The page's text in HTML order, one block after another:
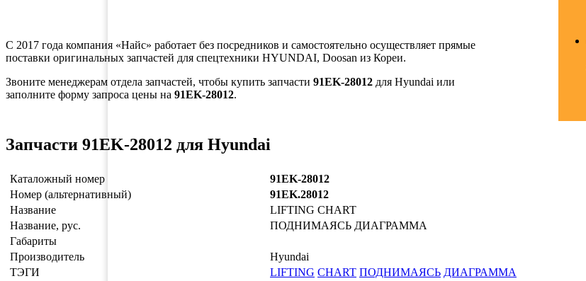
С 2017 года компания «Найс» работает без посредников и самостоятельно осуществляет прямые
поставки оригинальных запчастей для спецтехники HYUNDAI, Doosan из Кореи.
Звоните менеджерам отдела запчастей, чтобы купить запчасти 91EK-28012 для Hyundai или
заполните форму запроса цены на 91EK-28012.
Запчасти 91EK-28012 для Hyundai
Каталожный номер
91EK-28012
Номер (альтернативный)
91EK.28012
Название
LIFTING CHART
Название, рус.
ПОДНИМАЯСЬ ДИАГРАММА
Габариты
Производитель
Hyundai
ТЭГИ
LIFTING CHART ПОДНИМАЯСЬ ДИАГРАММА